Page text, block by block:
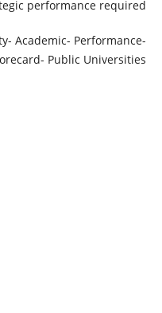
performance required.
Academic- Performance-
Public Universities